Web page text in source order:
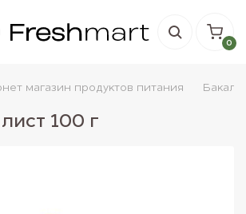
0
магазин продуктов питания
100 г